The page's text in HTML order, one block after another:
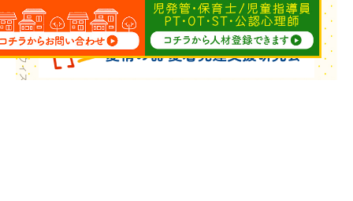
Copyright © ウィズ・ユー All Rights Reserved.